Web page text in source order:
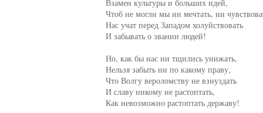
     Взамен культуры и больших идей,
Чтоб не могли мы ни мечтать, ни
     Нас учат перед Западом холуйствовать
     И забывать о звании людей!
     Но, как бы нас ни тщились унижать,
     Нельзя забыть ни по какому праву,
     Что Волгу вероломству не взнуздать
     И славу никому не растоптать,
     Как невозможно растоптать державу!